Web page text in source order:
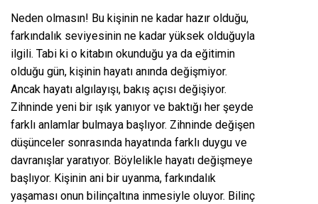
Neden olmasın! Bu kişinin ne kadar hazır olduğu,
farkındalık seviyesinin ne kadar yüksek olduğuyla
ilgili. Tabi ki o kitabın okunduğu ya da eğitimin
olduğu gün, kişinin hayatı anında değişmiyor.
Ancak hayatı algılayışı, bakış açısı değişiyor.
Zihninde yeni bir ışık yanıyor ve baktığı her şeyde
farklı anlamlar bulmaya başlıyor. Zihninde değişen
düşünceler sonrasında hayatında farklı duygu ve
davranışlar yaratıyor. Böylelikle hayatı değişmeye
başlıyor. Kişinin ani bir uyanma, farkındalık
yaşaması onun bilinçaltına inmesiyle oluyor. Bilinç